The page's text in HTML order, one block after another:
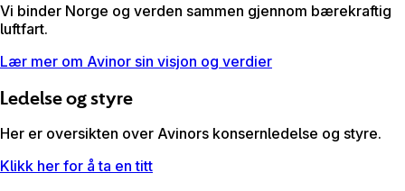
Vi binder Norge og verden sammen gjennom bærekraftig
luftfart.
Lær mer om Avinor sin visjon og verdier
Ledelse og styre
Her er oversikten over Avinors konsernledelse og styre.
Klikk her for å ta en titt